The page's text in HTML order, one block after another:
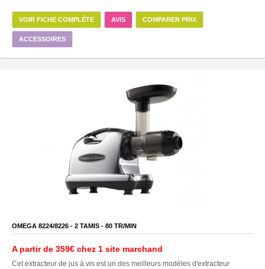
VOIR FICHE COMPLÈTE AVIS COMPARER PRIX
ACCESSOIRES
OMEGA 8224/8226 - 2 TAMIS - 80 TR/MIN
A partir de 359€ chez 1 site marchand
Cet extracteur de jus à vis est un des meilleurs modèles d'extracteur